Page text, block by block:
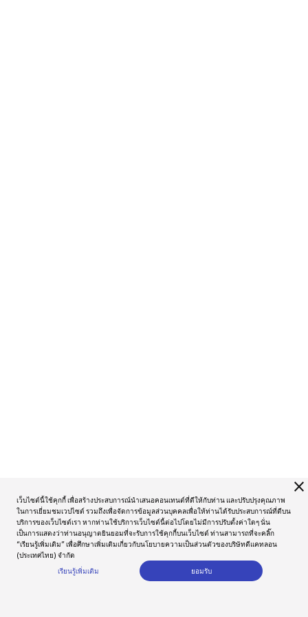
close
เว็บไซต์นี้ใช้คุกกี้ เพื่อสร้างประสบการณ์นำเสนอคอนเทนต์ที่ดีให้กับท่าน และปรับปรุงคุณภาพ
ในการเยี่ยมชมเวปไซต์ รวมถึงเพื่อจัดการข้อมูลส่วนบุคคลเพื่อให้ท่านได้รับประสบการณ์ที่ดีบน
บริการของเว็บไซต์เรา หากท่านใช้บริการเว็บไซต์นี้ต่อไปโดยไม่มีการปรับตั้งค่าใดๆ นั่น
เป็นการแสดงว่าท่านอนุญาตยินยอมที่จะรับการใช้คุกกี้บนเว็บไซต์ ท่านสามารถที่จะคลิ๊ก
“เรียนรู้เพิ่มเติม” เพื่อศึกษาเพิ่มเติมเกี่ยวกับนโยบายความเป็นส่วนตัวของบริษัทดีแคทลอน
(ประเทศไทย) จำกัด
เรียนรู้เพิ่มเติม
ยอมรับ